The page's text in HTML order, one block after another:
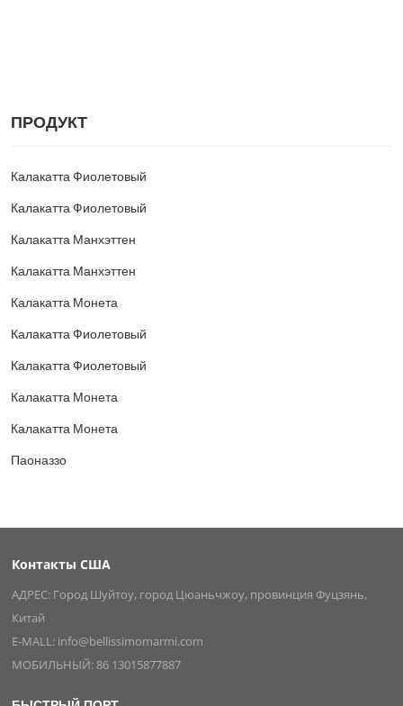
ПРОДУКТ
Калакатта Фиолетовый
Калакатта Фиолетовый
Калакатта Манхэттен
Калакатта Манхэттен
Калакатта Монета
Калакатта Фиолетовый
Калакатта Фиолетовый
Калакатта Монета
Калакатта Монета
Паоназзо
Контакты США
АДРЕС: Город Шуйтоу, город Цюаньчжоу, провинция Фуцзянь,
Китай
E-MALL: info@bellissimomarmi.com
МОБИЛЬНЫЙ:86 13015877887